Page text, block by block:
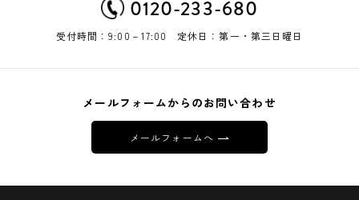
0120-233-680
受付時間：9:00－17:00 定休日：第一・第三日曜日
メールフォームからのお問い合わせ
メールフォームへ